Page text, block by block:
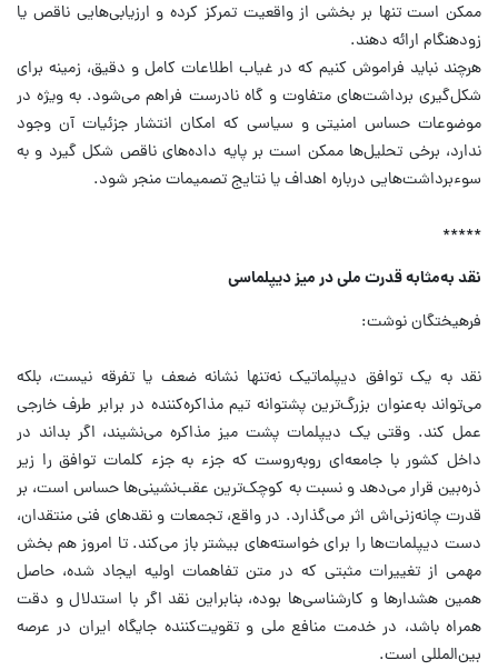
ممکن است تنها بر بخشی از واقعیت تمرکز کرده و ارزیابی‌هایی ناقص یا
زودهنگام ارائه دهند.
هرچند نباید فراموش کنیم که در غیاب اطلاعات کامل و دقیق، زمینه برای
شکل‌گیری برداشت‌های متفاوت و گاه نادرست فراهم می‌شود. به‌ ویژه در
موضوعات حساس امنیتی و سیاسی که امکان انتشار جزئیات آن وجود
ندارد، برخی تحلیل‌ها ممکن است بر پایه داده‌های ناقص شکل گیرد و به
سوءبرداشت‌هایی درباره اهداف یا نتایج تصمیمات منجر شود.
*****
نقد به‌مثابه قدرت ملی در میز دیپلماسی
فرهیختگان نوشت:
نقد به یک توافق دیپلماتیک نه‌تنها نشانه ضعف یا تفرقه نیست، بلکه
می‌تواند به‌عنوان بزرگ‌ترین پشتوانه تیم مذاکره‌کننده در برابر طرف خارجی
عمل کند. وقتی یک دیپلمات پشت میز مذاکره می‌نشیند، اگر بداند در
داخل کشور با جامعه‌ای روبه‌روست که جزء به جزء کلمات توافق را زیر
ذره‌بین قرار می‌دهد و نسبت به کوچک‌ترین عقب‌نشینی‌ها حساس است، بر
قدرت چانه‌زنی‌اش اثر می‌گذارد. در واقع، تجمعات و نقدهای فنی منتقدان،
دست دیپلمات‌ها را برای خواسته‌های بیشتر باز می‌کند. تا امروز هم بخش
مهمی از تغییرات مثبتی که در متن تفاهمات اولیه ایجاد شده، حاصل
همین هشدارها و کارشناسی‌ها بوده، بنابراین نقد اگر با استدلال و دقت
همراه باشد، در خدمت منافع ملی و تقویت‌کننده جایگاه ایران در عرصه
بین‌المللی است.